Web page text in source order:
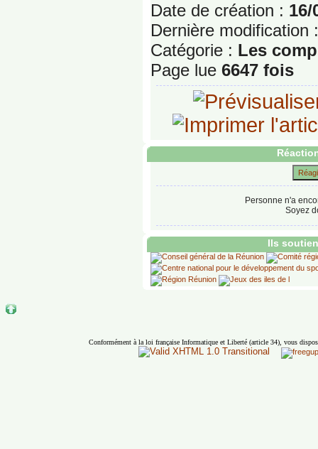
Date de création : 16/
Dernière modification
Catégorie : Les
Page lue 6647 fois
Personne n'a
Soyez
Ils
Conformément à la loi française Informatique et Liberté (article 34), vous